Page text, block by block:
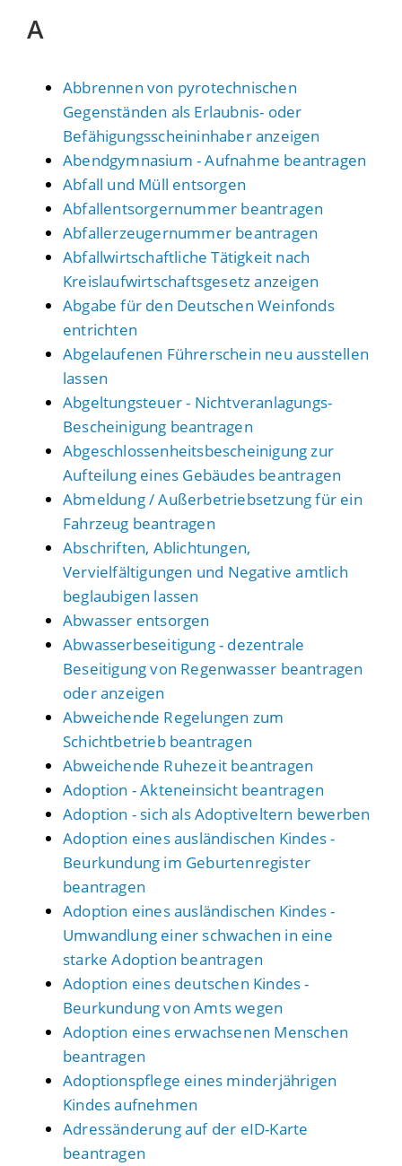
A
Abbrennen von pyrotechnischen
Gegenständen als Erlaubnis- oder
Befähigungsscheininhaber anzeigen
Abendgymnasium - Aufnahme beantragen
Abfall und Müll entsorgen
Abfallentsorgernummer beantragen
Abfallerzeugernummer beantragen
Abfallwirtschaftliche Tätigkeit nach
Kreislaufwirtschaftsgesetz anzeigen
Abgabe für den Deutschen Weinfonds
entrichten
Abgelaufenen Führerschein neu ausstellen
lassen
Abgeltungsteuer - Nichtveranlagungs-
Bescheinigung beantragen
Abgeschlossenheitsbescheinigung zur
Aufteilung eines Gebäudes beantragen
Abmeldung / Außerbetriebsetzung für ein
Fahrzeug beantragen
Abschriften, Ablichtungen,
Vervielfältigungen und Negative amtlich
beglaubigen lassen
Abwasser entsorgen
Abwasserbeseitigung - dezentrale
Beseitigung von Regenwasser beantragen
oder anzeigen
Abweichende Regelungen zum
Schichtbetrieb beantragen
Abweichende Ruhezeit beantragen
Adoption - Akteneinsicht beantragen
Adoption - sich als Adoptiveltern bewerben
Adoption eines ausländischen Kindes -
Beurkundung im Geburtenregister
beantragen
Adoption eines ausländischen Kindes -
Umwandlung einer schwachen in eine
starke Adoption beantragen
Adoption eines deutschen Kindes -
Beurkundung von Amts wegen
Adoption eines erwachsenen Menschen
beantragen
Adoptionspflege eines minderjährigen
Kindes aufnehmen
Adressänderung auf der eID-Karte
beantragen